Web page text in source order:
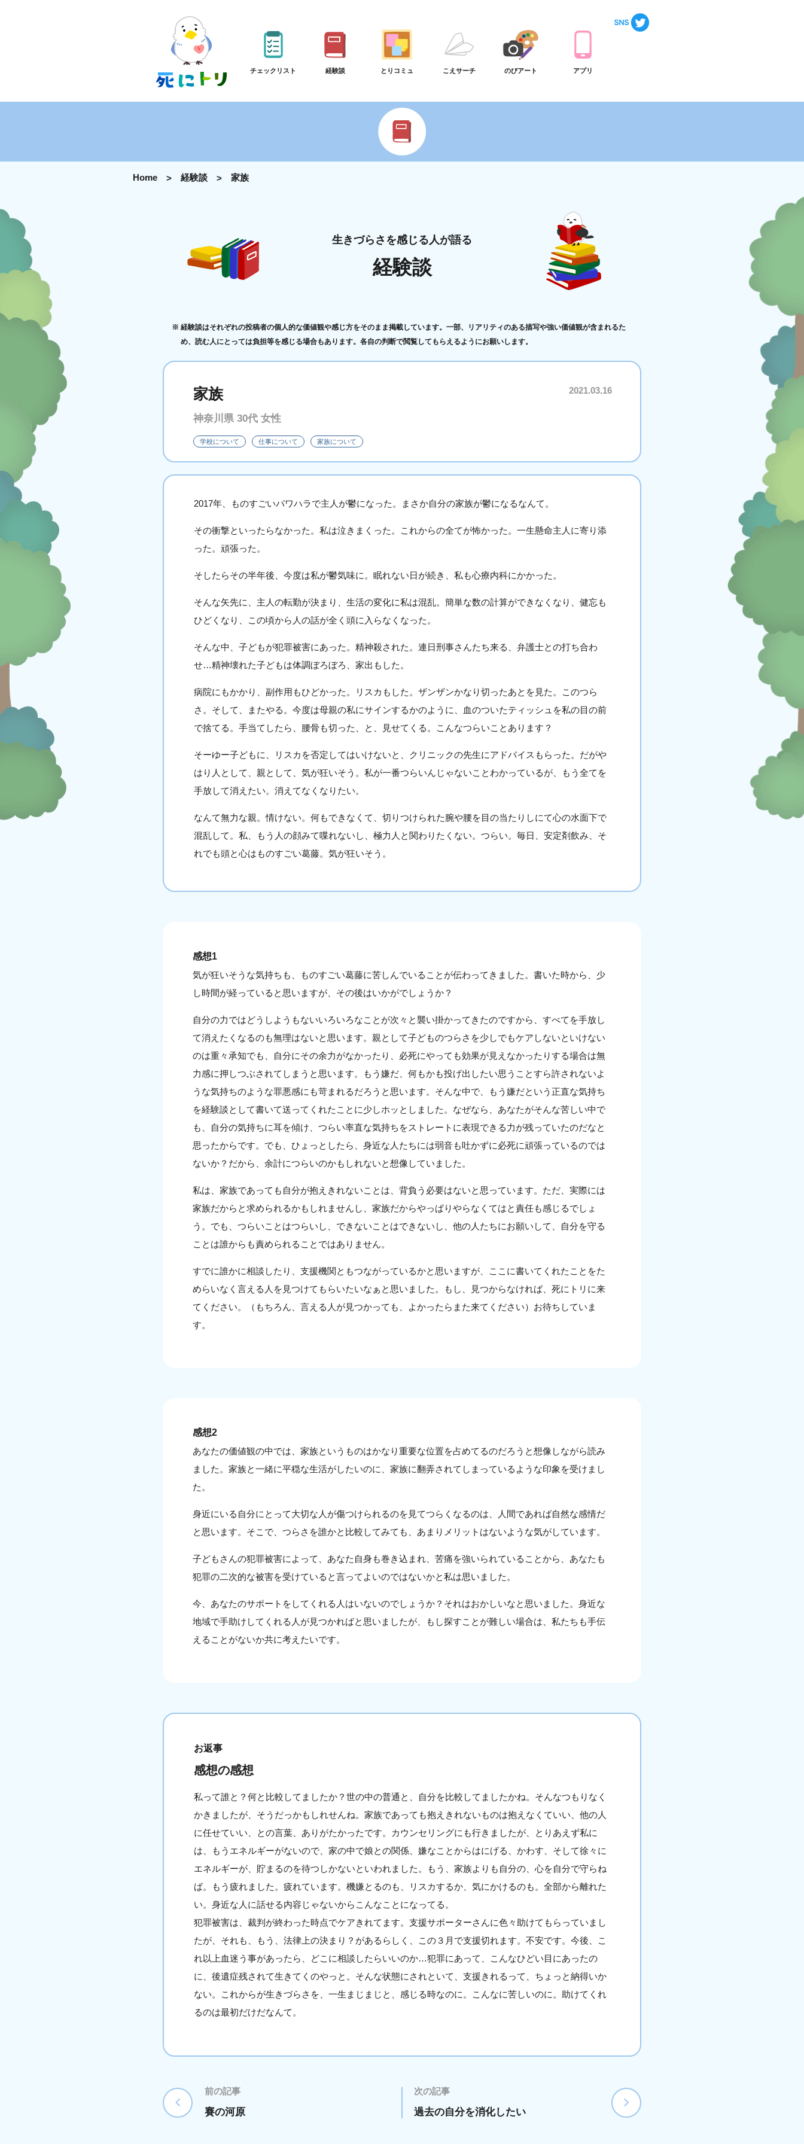
チェックリスト 経験談 とりコミュ こえサーチ のびアート アプリ
Home 経験談 家族
生きづらさを感じる人が語る
経験談
経験談はそれぞれの投稿者の個人的な価値観や感じ方をそのまま掲載しています。一部、リアリティのある描写や強い価値観が含まれるた
め、読む人にとっては負担等を感じる場合もあります。各自の判断で閲覧してもらえるようにお願いします。
家族 2021.03.16
神奈川県 30代 女性
学校について 仕事について 家族について
2017年、ものすごいパワハラで主人が鬱になった。まさか自分の家族が鬱になるなんて。
その衝撃といったらなかった。私は泣きまくった。これからの全てが怖かった。一生懸命主人に寄り添
った。頑張った。
そしたらその半年後、今度は私が鬱気味に。眠れない日が続き、私も心療内科にかかった。
そんな矢先に、主人の転勤が決まり、生活の変化に私は混乱。簡単な数の計算ができなくなり、健忘も
ひどくなり、この頃から人の話が全く頭に入らなくなった。
そんな中、子どもが犯罪被害にあった。精神殺された。連日刑事さんたち来る、弁護士との打ち合わ
せ…精神壊れた子どもは体調ぼろぼろ、家出もした。
病院にもかかり、副作用もひどかった。リスカもした。ザンザンかなり切ったあとを見た。このつら
さ。そして、またやる。今度は母親の私にサインするかのように、血のついたティッシュを私の目の前
で捨てる。手当てしたら、腰骨も切った、と、見せてくる。こんなつらいことあります？
そーゆー子どもに、リスカを否定してはいけないと、クリニックの先生にアドバイスもらった。だがや
はり人として、親として、気が狂いそう。私が一番つらいんじゃないことわかっているが、もう全てを
手放して消えたい。消えてなくなりたい。
なんて無力な親。情けない。何もできなくて、切りつけられた腕や腰を目の当たりしにて心の水面下で
混乱して。私、もう人の顔みて喋れないし、極力人と関わりたくない。つらい。毎日、安定剤飲み、そ
れでも頭と心はものすごい葛藤。気が狂いそう。
感想1
気が狂いそうな気持ちも、ものすごい葛藤に苦しんでいることが伝わってきました。書いた時から、少
し時間が経っていると思いますが、その後はいかがでしょうか？
自分の力ではどうしようもないいろいろなことが次々と襲い掛かってきたのですから、すべてを手放し
て消えたくなるのも無理はないと思います。親として子どものつらさを少しでもケアしないといけない
のは重々承知でも、自分にその余力がなかったり、必死にやっても効果が見えなかったりする場合は無
力感に押しつぶされてしまうと思います。もう嫌だ、何もかも投げ出したい思うことすら許されないよ
うな気持ちのような罪悪感にも苛まれるだろうと思います。そんな中で、もう嫌だという正直な気持ち
を経験談として書いて送ってくれたことに少しホッとしました。なぜなら、あなたがそんな苦しい中で
も、自分の気持ちに耳を傾け、つらい率直な気持ちをストレートに表現できる力が残っていたのだなと
思ったからです。でも、ひょっとしたら、身近な人たちには弱音も吐かずに必死に頑張っているのでは
ないか？だから、余計につらいのかもしれないと想像していました。
私は、家族であっても自分が抱えきれないことは、背負う必要はないと思っています。ただ、実際には
家族だからと求められるかもしれませんし、家族だからやっぱりやらなくてはと責任も感じるでしょ
う。でも、つらいことはつらいし、できないことはできないし、他の人たちにお願いして、自分を守る
ことは誰からも責められることではありません。
すでに誰かに相談したり、支援機関ともつながっているかと思いますが、ここに書いてくれたことをた
めらいなく言える人を見つけてもらいたいなぁと思いました。もし、見つからなければ、死にトリに来
てください。（もちろん、言える人が見つかっても、よかったらまた来てください）お待ちしていま
す。
感想2
あなたの価値観の中では、家族というものはかなり重要な位置を占めてるのだろうと想像しながら読み
ました。家族と一緒に平穏な生活がしたいのに、家族に翻弄されてしまっているような印象を受けまし
た。
身近にいる自分にとって大切な人が傷つけられるのを見てつらくなるのは、人間であれば自然な感情だ
と思います。そこで、つらさを誰かと比較してみても、あまりメリットはないような気がしています。
子どもさんの犯罪被害によって、あなた自身も巻き込まれ、苦痛を強いられていることから、あなたも
犯罪の二次的な被害を受けていると言ってよいのではないかと私は思いました。
今、あなたのサポートをしてくれる人はいないのでしょうか？それはおかしいなと思いました。身近な
地域で手助けしてくれる人が見つかればと思いましたが、もし探すことが難しい場合は、私たちも手伝
えることがないか共に考えたいです。
お返事
感想の感想
私って誰と？何と比較してましたか？世の中の普通と、自分を比較してましたかね。そんなつもりなく
かきましたが、そうだっかもしれせんね。家族であっても抱えきれないものは抱えなくていい、他の人
に任せていい、との言葉、ありがたかったです。カウンセリングにも行きましたが、とりあえず私に
は、もうエネルギーがないので、家の中で娘との関係、嫌なことからはにげる、かわす、そして徐々に
エネルギーが、貯まるのを待つしかないといわれました。もう、家族よりも自分の、心を自分で守らね
ば。もう疲れました。疲れています。機嫌とるのも、リスカするか、気にかけるのも。全部から離れた
い。身近な人に話せる内容じゃないからこんなことになってる。
犯罪被害は、裁判が終わった時点でケアきれてます。支援サポーターさんに色々助けてもらっていまし
たが、それも、もう、法律上の決まり？があるらしく、この３月で支援切れます。不安です。今後、こ
れ以上血迷う事があったら、どこに相談したらいいのか…犯罪にあって、こんなひどい目にあったの
に、後遺症残されて生きてくのやっと。そんな状態にされといて、支援きれるって、ちょっと納得いか
ない。これからが生きづらさを、一生まじまじと、感じる時なのに。こんなに苦しいのに。助けてくれ
るのは最初だけだなんて。
前の記事
賽の河原
次の記事
過去の自分を消化したい